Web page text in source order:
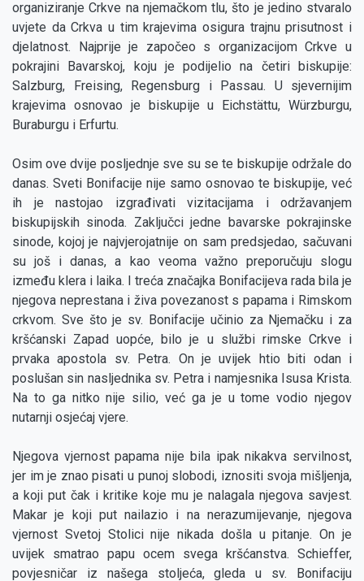
organiziranje Crkve na njemačkom tlu, što je jedino stvaralo
uvjete da Crkva u tim krajevima osigura trajnu prisutnost i
djelatnost. Najprije je započeo s organizacijom Crkve u
pokrajini Bavarskoj, koju je podijelio na četiri biskupije:
Salzburg, Freising, Regensburg i Passau. U sjevernijim
krajevima osnovao je biskupije u Eichstättu, Würzburgu,
Buraburgu i Erfurtu.
Osim ove dvije posljednje sve su se te biskupije održale do
danas. Sveti Bonifacije nije samo osnovao te biskupije, već
ih je nastojao izgrađivati vizitacijama i održavanjem
biskupijskih sinoda. Zaključci jedne bavarske pokrajinske
sinode, kojoj je najvjerojatnije on sam predsjedao, sačuvani
su još i danas, a kao veoma važno preporučuju slogu
između klera i laika. I treća značajka Bonifacijeva rada bila je
njegova neprestana i živa povezanost s papama i Rimskom
crkvom. Sve što je sv. Bonifacije učinio za Njemačku i za
kršćanski Zapad uopće, bilo je u službi rimske Crkve i
prvaka apostola sv. Petra. On je uvijek htio biti odan i
poslušan sin nasljednika sv. Petra i namjesnika Isusa Krista.
Na to ga nitko nije silio, već ga je u tome vodio njegov
nutarnji osjećaj vjere.
Njegova vjernost papama nije bila ipak nikakva servilnost,
jer im je znao pisati u punoj slobodi, iznositi svoja mišljenja,
a koji put čak i kritike koje mu je nalagala njegova savjest.
Makar je koji put nailazio i na nerazumijevanje, njegova
vjernost Svetoj Stolici nije nikada došla u pitanje. On je
uvijek smatrao papu ocem svega kršćanstva. Schieffer,
povjesničar iz našega stoljeća, gleda u sv. Bonifaciju